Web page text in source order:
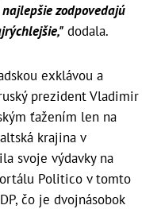
zodpovedajú
dodala.
exklávou a
prezident Vladimir
ťažením len na
krajina v
svoje výdavky na
Politico v tomto
čo je dvojnásobok